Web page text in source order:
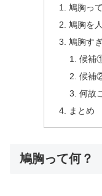
鳩胸っ
鳩胸を
鳩胸す
候補
候補
何故
まとめ
鳩胸って何？